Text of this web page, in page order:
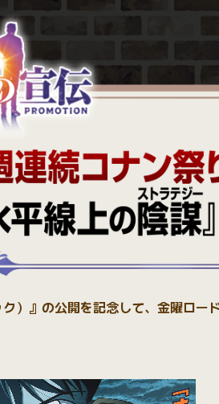
）』の公開を記念して、金曜ロー